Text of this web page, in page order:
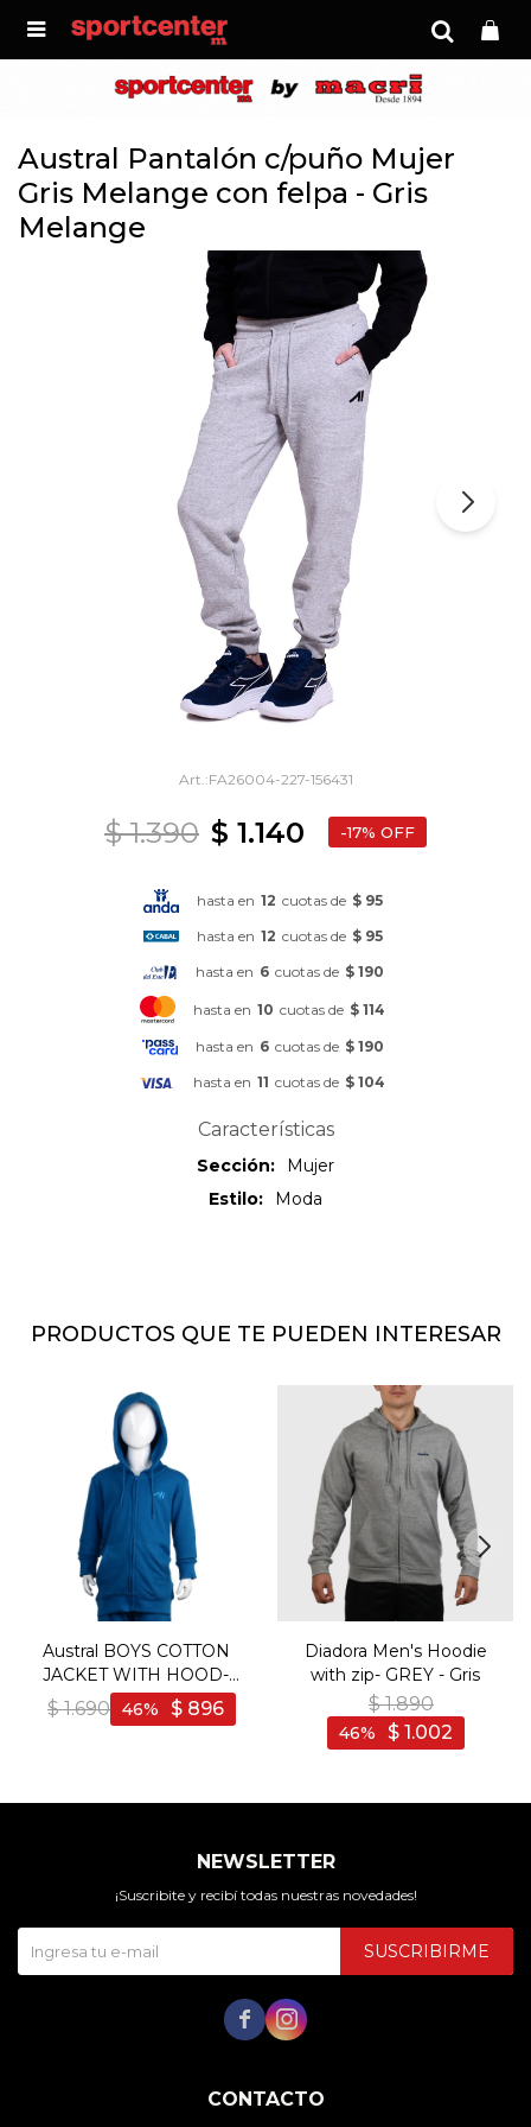

Austral Pantalón c/puño Mujer
Gris Melange con felpa - Gris
Melange
FA26004-227-156431
$ 1.140
$ 1.390 17
hasta en 12 cuotas de $ 95
hasta en 12 cuotas de $ 95
hasta en 6 cuotas de $ 190
hasta en 10 cuotas de $ 114
hasta en 6 cuotas de $ 190
hasta en 11 cuotas de $ 104
Características
Sección
Mujer
Estilo
Moda
PRODUCTOS QUE TE PUEDEN INTERESAR
Austral BOYS COTTON
JACKET WITH HOOD-
BLUE - Azul
$ 1.690 $ 896
46
Diadora Men's Hoodie
with zip- GREY - Gris
$ 1.890
$ 1.002
46
CONTACTO
NEWSLETTER
¡Suscribite y recibí todas nuestras novedades!
SUSCRIBIRME
 